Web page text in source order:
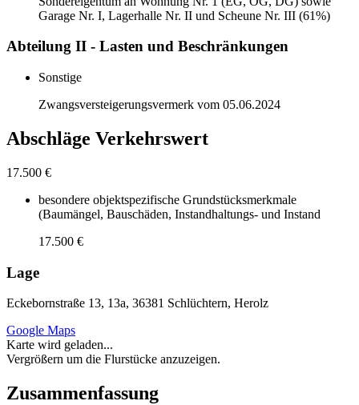
Garage Nr. I, Lagerhalle Nr. II und Scheune Nr. III (61%)
Abteilung II - Lasten und Beschränkungen
Sonstige
Zwangsversteigerungsvermerk vom 05.06.2024
Abschläge Verkehrswert
17.500 €
besondere objektspezifische Grundstücksmerkmale
(Baumängel, Bauschäden, Instandhaltungs- und Instand
17.500 €
Lage
Eckebornstraße 13, 13a, 36381 Schlüchtern, Herolz
Google Maps
Karte wird geladen...
Vergrößern um die Flurstücke anzuzeigen.
Zusammenfassung